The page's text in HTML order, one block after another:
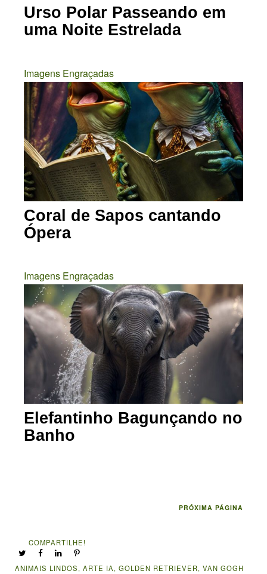
Urso Polar Passeando em
uma Noite Estrelada
Imagens Engraçadas
Coral de Sapos cantando
Ópera
Imagens Engraçadas
Elefantinho Bagunçando no
Banho
PRÓXIMA PÁGINA
ANIMAIS LINDOS, ARTE IA, GOLDEN RETRIEVER, VAN GOGH
COMPARTILHE!